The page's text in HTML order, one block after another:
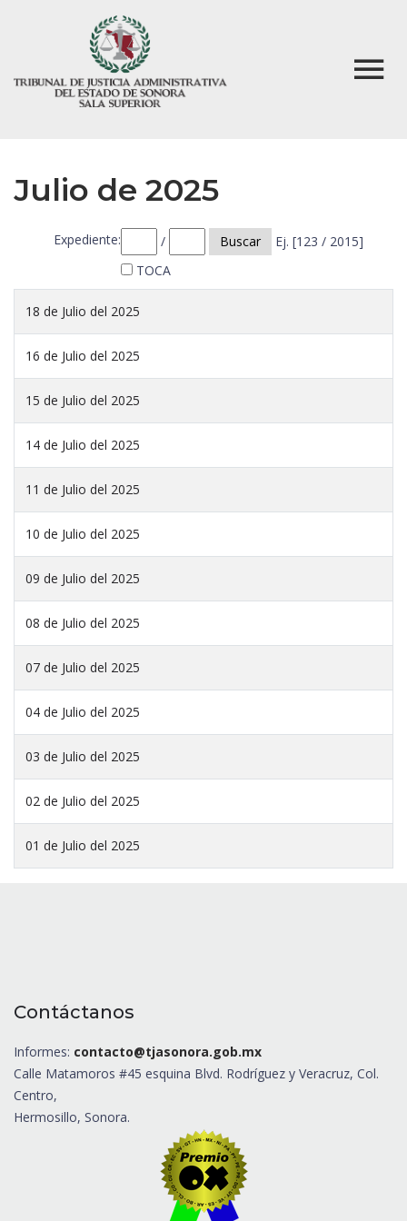
Julio de 2025
Expediente: / Buscar
Ej. [123 / 2015]
TOCA
18 de Julio del 2025
16 de Julio del 2025
15 de Julio del 2025
14 de Julio del 2025
11 de Julio del 2025
10 de Julio del 2025
09 de Julio del 2025
08 de Julio del 2025
07 de Julio del 2025
04 de Julio del 2025
03 de Julio del 2025
02 de Julio del 2025
01 de Julio del 2025
Contáctanos
Informes: contacto@tjasonora.gob.mx
Calle Matamoros #45 esquina Blvd. Rodríguez y Veracruz, Col.
Centro,
Hermosillo, Sonora.